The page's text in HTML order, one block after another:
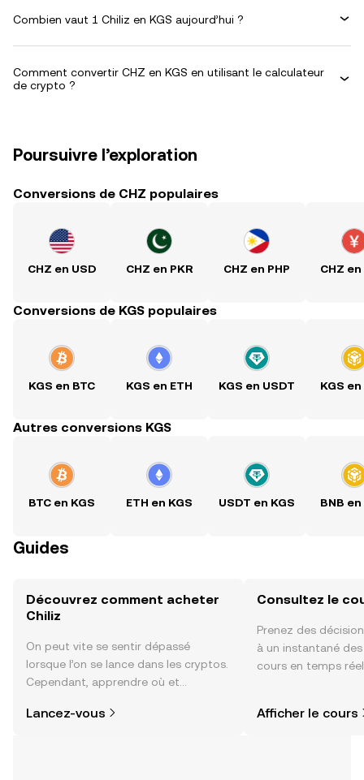
Combien vaut 1 Chiliz en KGS aujourd’hui ?
Comment convertir CHZ en KGS en utilisant le calculateur
de crypto ?
Poursuivre l’exploration
Conversions de CHZ populaires
CHZ en USD CHZ en PKR CHZ en PHP CHZ en
Conversions de KGS populaires
KGS en BTC KGS en ETH KGS en USDT KGS en
Autres conversions KGS
BTC en KGS ETH en KGS USDT en KGS BNB en
Guides
Découvrez comment acheter
Chiliz
On peut vite se sentir dépassé
lorsque l’on se lance dans les cryptos.
Cependant, apprendre où et
plus simple que vous ne l’imaginez.
Lancez-vous
Consultez le
Prenez des
à un instantané
cours en temps
Afficher le cours